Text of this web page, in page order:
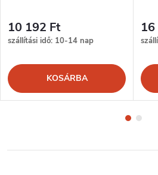
10 192 Ft
szállítási idő: 10-14 nap
KOSÁRBA